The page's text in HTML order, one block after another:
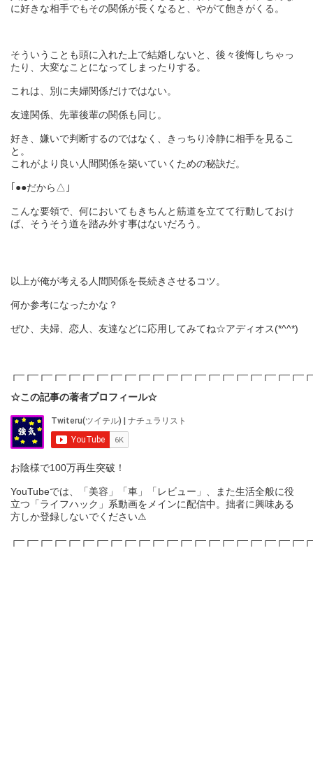
に好きな相手でもその関係が長くなると、やがて飽きがくる。
そういうことも頭に入れた上で結婚しないと、後々後悔しちゃっ
たり、大変なことになってしまったりする。
これは、別に夫婦関係だけではない。
友達関係、先輩後輩の関係も同じ。
好き、嫌いで判断するのではなく、きっちり冷静に相手を見るこ
と。
これがより良い人間関係を築いていくための秘訣だ。
｢●●だから△｣
こんな要領で、何においてもきちんと筋道を立てて行動しておけ
ば、そうそう道を踏み外す事はないだろう。
以上が俺が考える人間関係を長続きさせるコツ。
何か参考になったかな？
ぜひ、夫婦、恋人、友達などに応用してみてね☆アディオス(*^^*)
☆この記事の著者プロフィール☆
お陰様で100万再生突破！
YouTubeでは、「美容」「車」「レビュー」、また生活全般に役
立つ「ライフハック」系動画をメインに配信中。拙者に興味ある
方しか登録しないでください⚠